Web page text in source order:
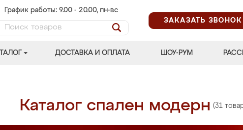
График работы: 9.00 - 20.00, пн-вс
ЗАКАЗАТЬ ЗВОНОК
ДОСТАВКА И ОПЛАТА ШОУ-РУМ
Каталог спален модерн (31